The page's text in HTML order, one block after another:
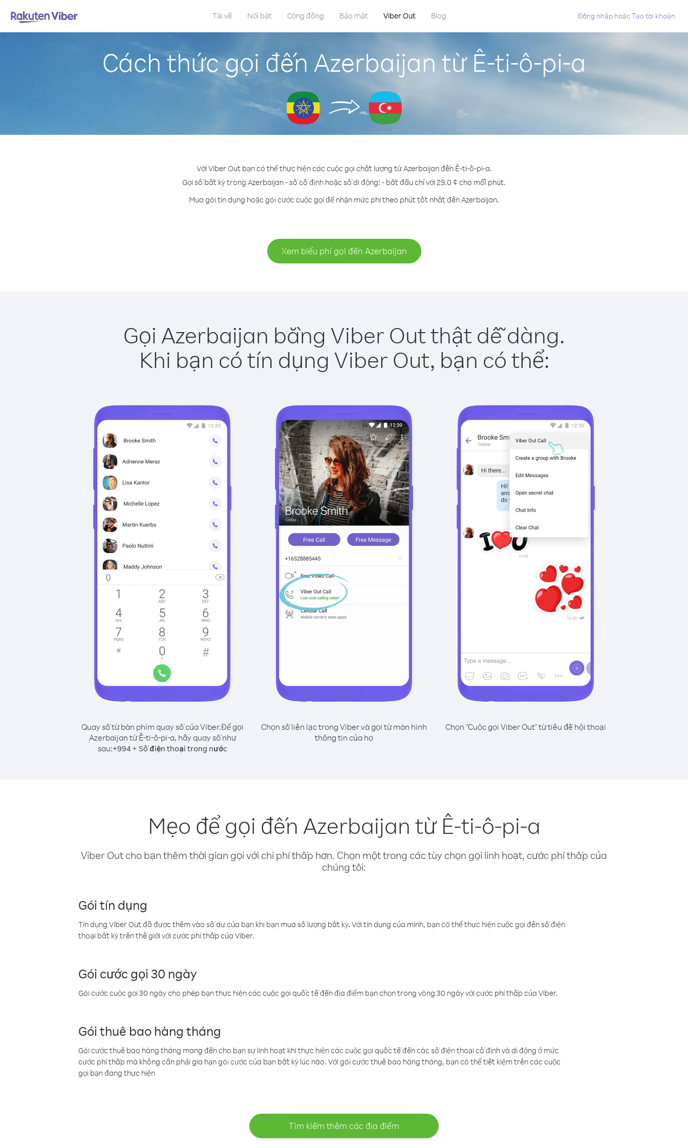
Tải về Nổi bật Cộng đồng Bảo mật Viber Out Blog Đăng nhập hoặcTạo tài khoản
Cách thức gọi đến Azerbaijan từ Ê-ti-ô-pi-a
Với Viber Out bạn có thể thực hiện các cuộc gọi chất lượng từ Azerbaijan đến Ê-ti-ô-pi-a.
Gọi số bất kỳ trong Azerbaijan - số cố định hoặc số di động! - bắt đầu chỉ với 29.0 ¢ cho mỗi phút.
Mua gói tín dụng hoặc gói cước cuộc gọi để nhận mức phí theo phút tốt nhất đến Azerbaijan.
Xem biểu phí gọi đến Azerbaijan
Gọi Azerbaijan bằng Viber Out thật dễ dàng.
Khi bạn có tín dụng Viber Out, bạn có thể:
Quay số từ bàn phím quay số của Viber.Để gọi
Azerbaijan từ Ê-ti-ô-pi-a, hãy quay số như
sau:+994+ Số điện thoại trong nước
Chọn số liên lạc trong Viber và gọi từ màn hình
thông tin của họ
Chọn "Cuộc gọi Viber Out" từ tiêu đề hội thoại
Mẹo để gọi đến Azerbaijan từ Ê-ti-ô-pi-a
Viber Out cho bạn thêm thời gian gọi với chi phí thấp hơn. Chọn một trong các tùy chọn gọi linh hoạt, cước phí thấp của
chúng tôi:
Gói tín dụng
Tín dụng Viber Out đã được thêm vào số dư của bạn khi bạn mua số lượng bất kỳ. Với tín dụng của mình, bạn có thể thực hiện cuộc gọi đến số điện
thoại bất kỳ trên thế giới với cước phí thấp của Viber.
Gói cước gọi 30 ngày
Gói cước cuộc gọi 30 ngày cho phép bạn thực hiện các cuộc gọi quốc tế đến địa điểm bạn chọn trong vòng 30 ngày với cước phí thấp của Viber.
Gói thuê bao hàng tháng
Gói cước thuê bao hàng tháng mang đến cho bạn sự linh hoạt khi thực hiện các cuộc gọi quốc tế đến các số điện thoại cố định và di động ở mức
cước phí thấp mà không cần phải gia hạn gói cước của bạn bất kỳ lúc nào. Với gói cước thuê bao hàng tháng, bạn có thể tiết kiệm trên các cuộc
gọi bạn đang thực hiện
Tìm kiếm thêm các địa điểm